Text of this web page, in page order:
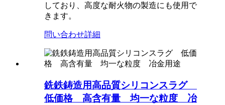
しており、高度な耐火物の製造にも使用で
きます。
問い合わせ詳細
銑鉄鋳造用高品質シリコンスラグ
低価格 高含有量 均一な粒度 冶